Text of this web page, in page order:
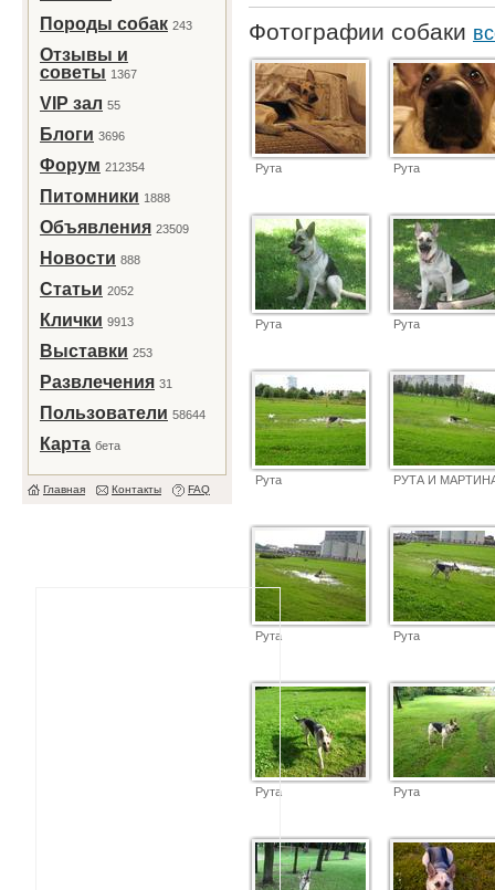
Породы собак 243
Отзывы и
советы 1367
VIP зал 55
Блоги 3696
Форум 212354
Питомники 1888
Объявления 23509
Новости 888
Статьи 2052
Клички 9913
Выставки 253
Развлечения 31
Пользователи 58644
Карта бета
Главная Контакты FAQ
Фотографии собаки
Рута Рута
Рута Рута
Рута РУТА И
Рута Рута
Рута Рута